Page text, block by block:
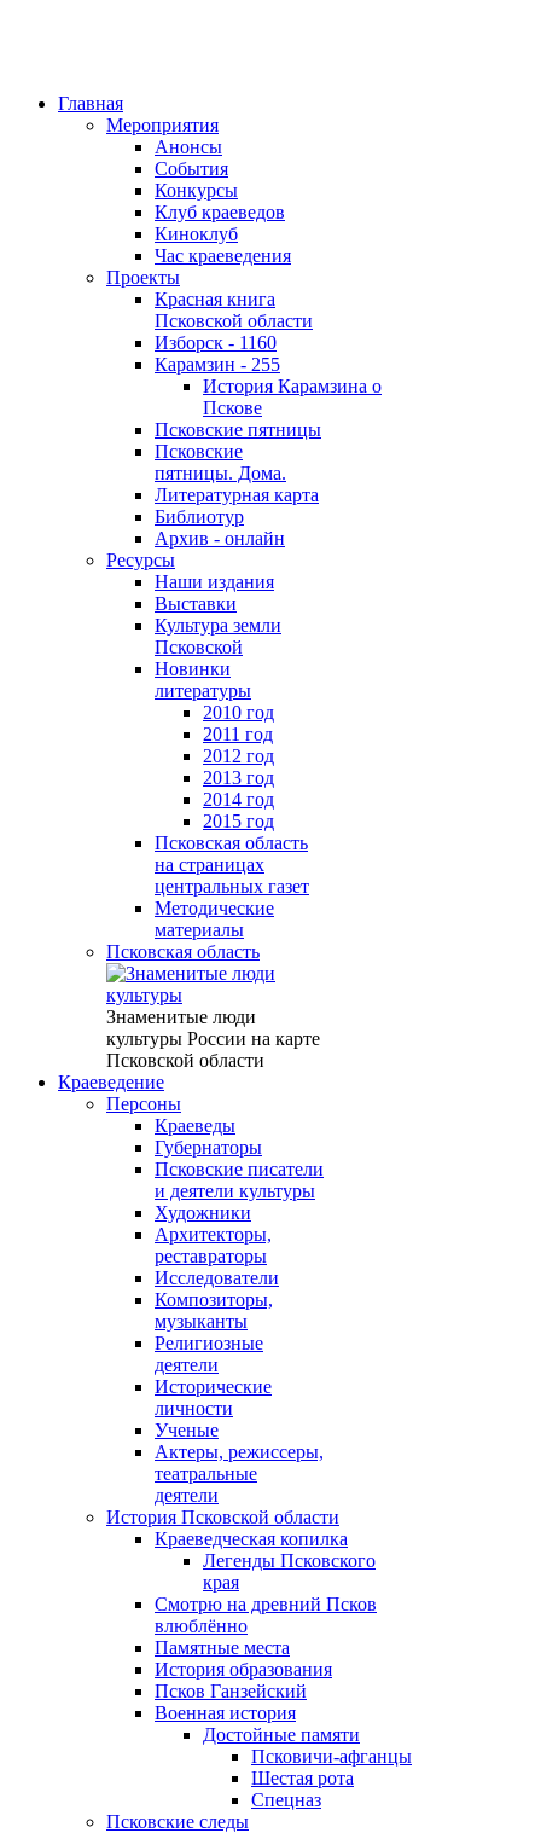
Главная
Мероприятия
Анонсы
События
Конкурсы
Клуб краеведов
Киноклуб
Час краеведения
Проекты
Красная книга
Псковской области
Изборск - 1160
Карамзин - 255
История Карамзина о
Пскове
Псковские пятницы
Псковские
пятницы. Дома.
Литературная карта
Библиотур
Архив - онлайн
Ресурсы
Наши издания
Выставки
Культура земли
Псковской
Новинки
литературы
2010 год
2011 год
2012 год
2013 год
2014 год
2015 год
Псковская область
на страницах
центральных газет
Методические
материалы
Псковская область
Знаменитые люди
культуры России на карте
Псковской области
Краеведение
Персоны
Краеведы
Губернаторы
Псковские писатели
и деятели культуры
Художники
Архитекторы,
реставраторы
Исследователи
Композиторы,
музыканты
Религиозные
деятели
Исторические
личности
Ученые
Актеры, режиссеры,
театральные
деятели
История Псковской области
Краеведческая копилка
Легенды Псковского
края
Смотрю на древний Псков
влюблённо
Памятные места
История образования
Псков Ганзейский
Военная история
Достойные памяти
Псковичи-афганцы
Шестая рота
Спецназ
Псковские следы